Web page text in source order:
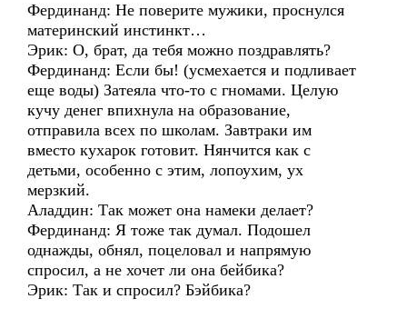
Фердинанд: Не поверите мужики, проснулся
материнский инстинкт…
Эрик: О, брат, да тебя можно поздравлять?
Фердинанд: Если бы! (усмехается и подливает
еще воды) Затеяла что-то с гномами. Целую
кучу денег впихнула на образование,
отправила всех по школам. Завтраки им
вместо кухарок готовит. Нянчится как с
детьми, особенно с этим, лопоухим, ух
мерзкий.
Аладдин: Так может она намеки делает?
Фердинанд: Я тоже так думал. Подошел
однажды, обнял, поцеловал и напрямую
спросил, а не хочет ли она бейбика?
Эрик: Так и спросил? Бэйбика?